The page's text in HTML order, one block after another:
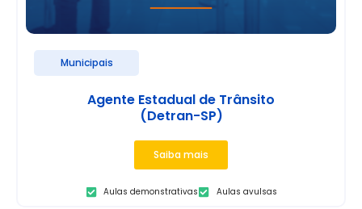
Municipais
Agente Estadual de Trânsito
(Detran-SP)
Saiba mais
Aulas demonstrativas Aulas avulsas